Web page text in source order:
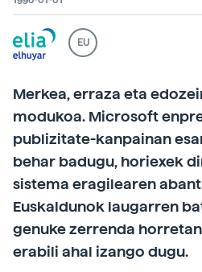
EU
Merkea, erraza eta
modukoa. Microsoft
publizitate-kanpainan
behar badugu, horiexek
sistema eragilearen
Euskaldunok laugarren
genuke zerrenda
erabili ahal izango dugu.